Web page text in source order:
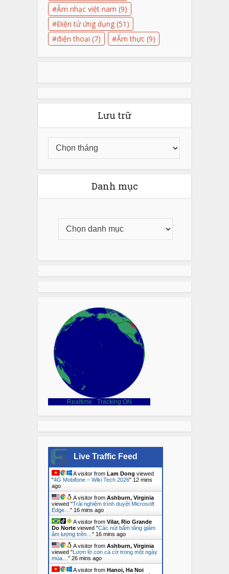
Âm nhạc việt nam (9)
Điện tử ứng dụng (51)
điện thoại (7) Ẩm thực (9)
Lưu trữ
Danh mục
Realtime - Tracking ON
Live Traffic Feed
A visitor from Lam Dong viewed
"4G Mobifone – Wiki Tech 2026" 12 mins
ago
A visitor from Ashburn, Virginia
viewed "Trải nghiệm trình duyệt Microsoft
Edge…" 16 mins ago
A visitor from Vilar, Rio Grande
Do Norte viewed "Các nút bấm tăng giảm
âm lượng trên…" 16 mins ago
A visitor from Ashburn, Virginia
viewed "Lượn lờ con cá cờ trong một ngày
mùa…" 26 mins ago
A visitor from Hanoi, Ha Noi